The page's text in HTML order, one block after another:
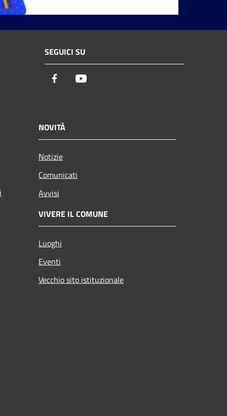
SEGUICI SU
Facebook
NOVITÀ
Notizie
Comunicati
Avvisi
VIVERE IL COMUNE
Luoghi
Eventi
Vecchio sito istituzionale